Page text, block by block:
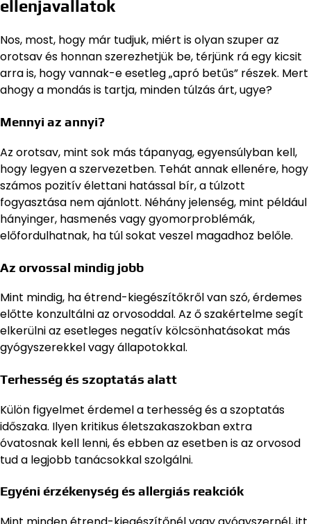
ellenjavallatok
Nos, most, hogy már tudjuk, miért is olyan szuper az
orotsav és honnan szerezhetjük be, térjünk rá egy kicsit
arra is, hogy vannak-e esetleg „apró betűs” részek. Mert
ahogy a mondás is tartja, minden túlzás árt, ugye?
Mennyi az annyi?
Az orotsav, mint sok más tápanyag, egyensúlyban kell,
hogy legyen a szervezetben. Tehát annak ellenére, hogy
számos pozitív élettani hatással bír, a túlzott
fogyasztása nem ajánlott. Néhány jelenség, mint például
hányinger, hasmenés vagy gyomorproblémák,
előfordulhatnak, ha túl sokat veszel magadhoz belőle.
Az orvossal mindig jobb
Mint mindig, ha étrend-kiegészítőkről van szó, érdemes
előtte konzultálni az orvosoddal. Az ő szakértelme segít
elkerülni az esetleges negatív kölcsönhatásokat más
gyógyszerekkel vagy állapotokkal.
Terhesség és szoptatás alatt
Külön figyelmet érdemel a terhesség és a szoptatás
időszaka. Ilyen kritikus életszakaszokban extra
óvatosnak kell lenni, és ebben az esetben is az orvosod
tud a legjobb tanácsokkal szolgálni.
Egyéni érzékenység és allergiás reakciók